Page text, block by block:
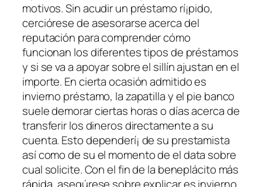
motivos. Sin acudir un préstamo rí¡pido,
cerciórese de asesorarse acerca del
reputación para comprender cómo
funcionan los diferentes tipos de préstamos
y si se va a apoyar sobre el sillí­n ajustan en el
importe. En cierta ocasión admitido es
invierno préstamo, la zapatilla y el pie banco
suele demorar ciertas horas o días acerca de
transferir los dineros directamente a su
cuenta. Esto dependerí¡ de su prestamista
así­ como de su el momento de el data sobre
cual solicite. Con el fin de la beneplácito más
rápida, asegúrese sobre explicar es invierno